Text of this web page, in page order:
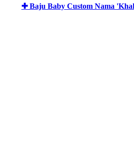
✚ Baju Baby Custom Nama